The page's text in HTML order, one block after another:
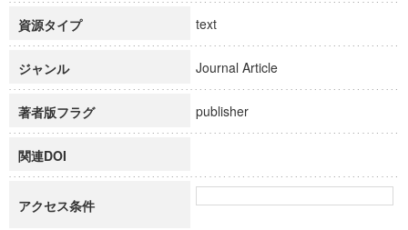
資源タイプ text
ジャンル Journal Article
著者版フラグ publisher
関連DOI
アクセス条件